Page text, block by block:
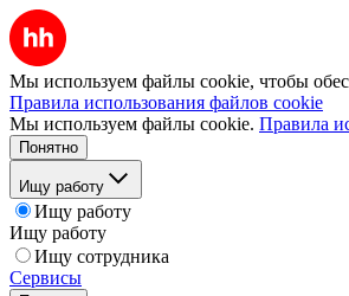
Мы используем файлы cookie, чтобы
Правила использования файлов cookie
Мы используем файлы cookie. Правила
Понятно
Ищу работу
Ищу работу
Ищу работу
Ищу сотрудника
Сервисы